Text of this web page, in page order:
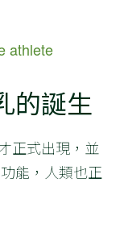
athlete
的誕生
正式出現，並
能，人類也正